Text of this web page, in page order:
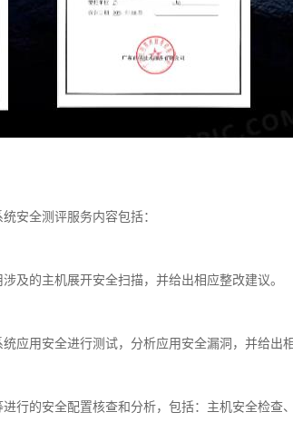
安全测评服务内容包括：
及的主机展开安全扫描，并给出相应整改建议。
应用安全进行测试，分析应用安全漏洞，并给出
行的安全配置核查和分析，包括：主机安全检查